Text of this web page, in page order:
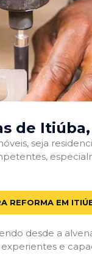
de
seja
REFORMA EM
desde a
e